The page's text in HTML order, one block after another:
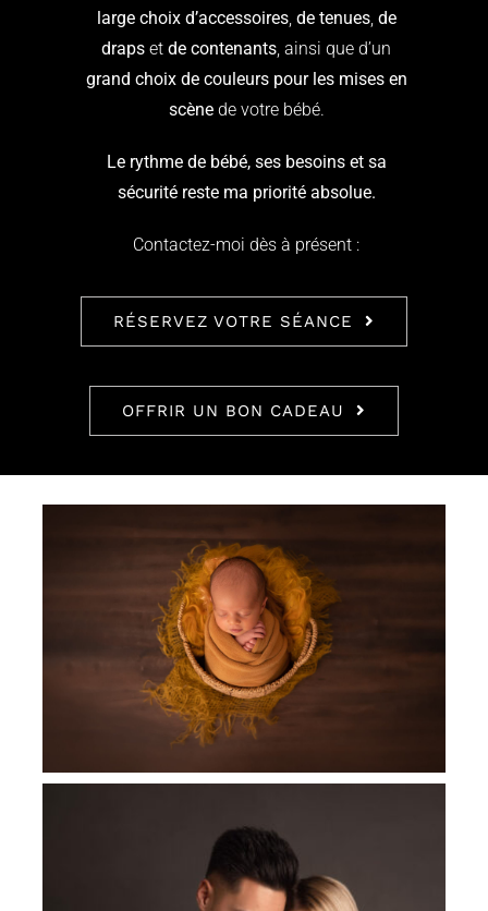
large choix d’accessoires, de tenues, de
draps etde contenants, ainsi que d’un
grand choix de couleurs pour les mises en
scènede votre bébé.
Le rythme de bébé, ses besoins et sa
sécurité reste ma priorité absolue.
Contactez-moi dès à présent :
RÉSERVEZ VOTRE SÉANCE
OFFRIR UN BON CADEAU